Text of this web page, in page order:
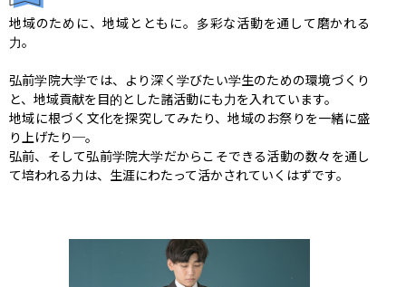
地域のために、地域とともに。多彩な活動を通して磨かれる
力。
弘前学院大学では、より深く学びたい学生のための環境づくり
と、地域貢献を目的とした諸活動にも力を入れています。
地域に根づく文化を探究してみたり、地域のお祭りを一緒に盛
り上げたり─。
弘前、そして弘前学院大学だからこそできる活動の数々を通し
て培われる力は、生涯にわたって活かされていくはずです。